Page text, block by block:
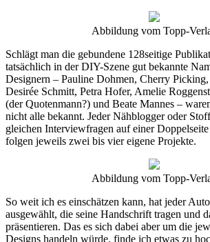
Abbildung vom Topp-
Schlägt man die gebundene 128seitige
tatsächlich in der DIY-Szene gut bekannte
Designern – Pauline Dohmen, Cherry
Desirée Schmitt, Petra Hofer, Amelie
(der Quotenmann?) und Beate Mannes –
nicht alle bekannt. Jeder Nähblogger oder
gleichen Interviewfragen auf einer
folgen jeweils zwei bis vier eigene Projekte.
Abbildung vom Topp-
So weit ich es einschätzen kann, hat jeder
ausgewählt, die seine Handschrift tragen und
präsentieren. Das es sich dabei aber um die
Designs handeln würde, finde ich etwas zu